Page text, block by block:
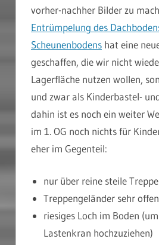
vorher-nachher Bilder zu
Entrümpelung des
Scheunenbodens hat eine
geschaffen, die wir nicht
Lagerfläche nutzen wollen,
und zwar als Kinderbastel-
dahin ist es noch ein weiter
im 1. OG noch nichts für
eher im Gegenteil:
nur über reine steile
Treppengeländer sehr offen
riesiges Loch im Boden
Lastenkran hochzuziehen)